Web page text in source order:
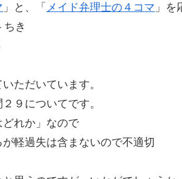
」と、「 メイド弁理士の４コマ 」を
ちき
ただいています。
９についてです。
れか」なので
軽過失は含まないので不適切